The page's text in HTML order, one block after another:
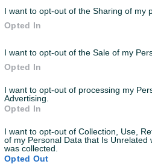
I want to opt-out of the Sharing of my
Opted In
I want to opt-out of the Sale of my
Opted In
I want to opt-out of processing my
Advertising.
Opted In
I want to opt-out of Collection, Use,
of my Personal Data that Is Unrelated
was collected.
Opted Out
online platformama
/ zakupcima
prodaje / zakupa
u prometu nekretnina
posredovanja.
profesionalnih i stručno